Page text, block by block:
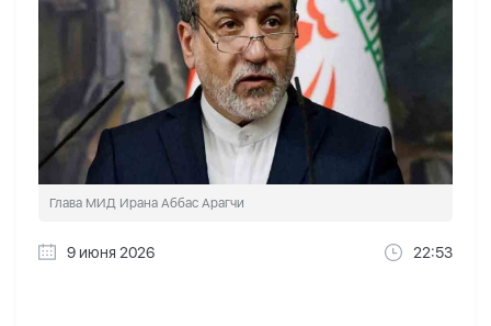
Глава МИД Ирана Аббас Арагчи
9 июня 2026 22:53